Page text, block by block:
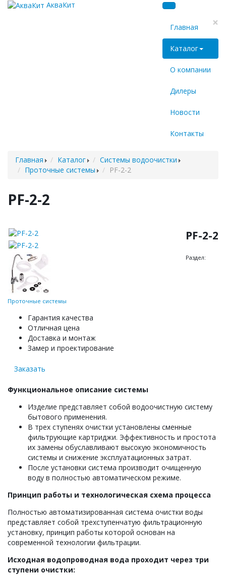
АкваКит
×
Главная
Каталог
О компании
Дилеры
Новости
Контакты
Главная Каталог
Системы водоочистки
Проточные системы
PF-2-2
PF-2-2
PF-2-2
Раздел:
Проточные системы
Гарантия качества
Отличная цена
Доставка и монтаж
Замер и проектирование
Заказать
Функциональное описание системы
Изделие представляет собой водоочистную систему
бытового применения.
В трех ступенях очистки установлены сменные
фильтрующие картриджи. Эффективность и простота
их замены обуславливают высокую экономичность
системы и снижение эксплуатационных затрат.
После установки система производит очищенную
воду в полностью автоматическом режиме.
Принцип работы и технологическая схема процесса
Полностью автоматизированная система очистки воды
представляет собой трехступенчатую фильтрационную
установку, принцип работы которой основан на
современной технологии фильтрации.
Исходная водопроводная вода проходит через три
ступени очистки: